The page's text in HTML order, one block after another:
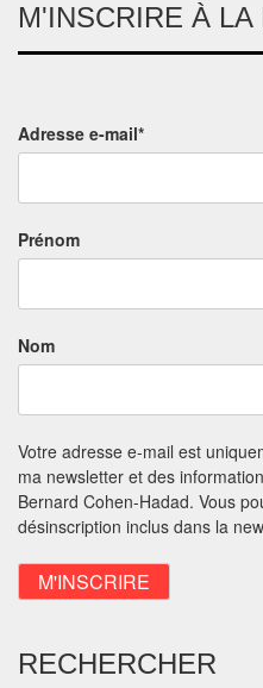
M'INSCRIRE À
Adresse e-mail*
Prénom
Nom
Votre adresse e-mail est
ma newsletter et des
Bernard Cohen-Hadad. Vous
désinscription inclus dans la
RECHERCHER